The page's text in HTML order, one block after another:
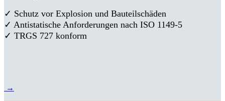
✓ Schutz vor Explosion und Bauteilschäden
✓ Antistatische Anforderungen nach ISO 1149-5
✓ TRGS 727 konform
→